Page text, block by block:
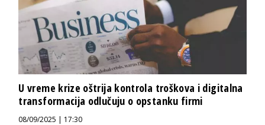
U vreme krize oštrija kontrola troškova i digitalna
transformacija odlučuju o opstanku firmi
08/09/2025 | 17:30